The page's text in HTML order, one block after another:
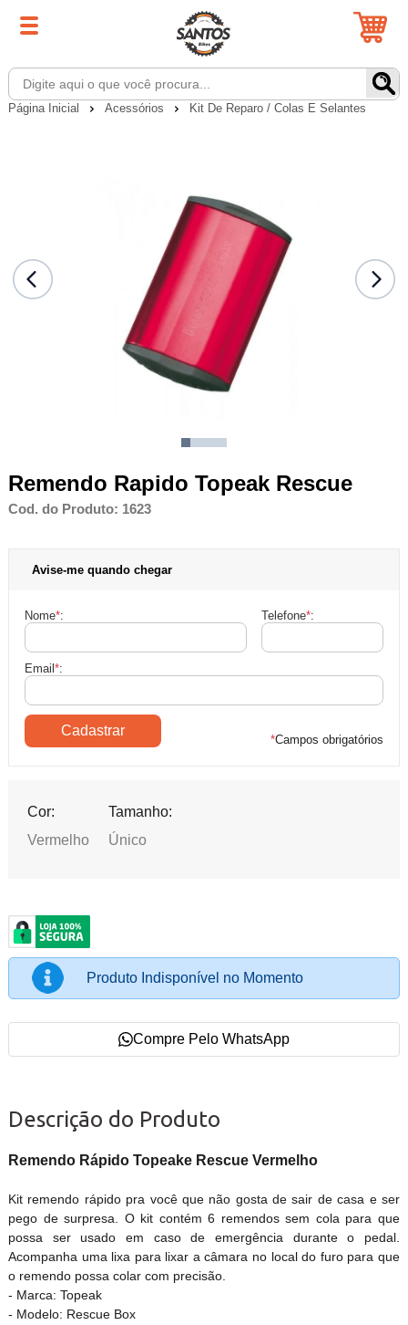
Página Inicial Acessórios Kit De Reparo / Colas E Selantes
Remendo Rapido Topeak Rescue
Cod. do Produto: 1623
Avise-me quando chegar
Nome*: Telefone*:
Email*:
*Campos obrigatórios
Cor:
Vermelho
Tamanho:
Único
Produto Indisponível no Momento
Compre Pelo WhatsApp
Descrição do Produto
Remendo Rápido Topeake Rescue Vermelho
Kit remendo rápido pra você que não gosta de sair de casa e ser
pego de surpresa. O kit contém 6 remendos sem cola para que
possa ser usado em caso de emergência durante o pedal.
Acompanha uma lixa para lixar a câmara no local do furo para que
o remendo possa colar com precisão.
- Marca: Topeak
- Modelo: Rescue Box